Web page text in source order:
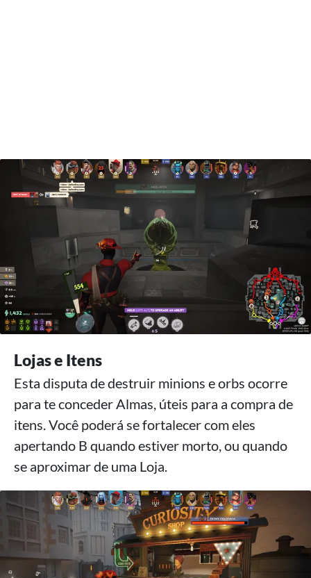
Lojas e Itens
Esta disputa de destruir minions e orbs ocorre
para te conceder Almas, úteis para a compra de
itens. Você poderá se fortalecer com eles
apertando B quando estiver morto, ou quando
se aproximar de uma Loja.